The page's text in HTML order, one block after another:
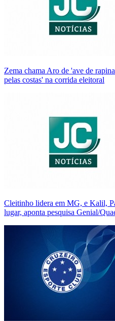
Zema chama Aro de 'ave de
pelas costas' na corrida eleitoral
Cleitinho lidera em MG, e Kalil,
lugar, aponta pesquisa Genial/